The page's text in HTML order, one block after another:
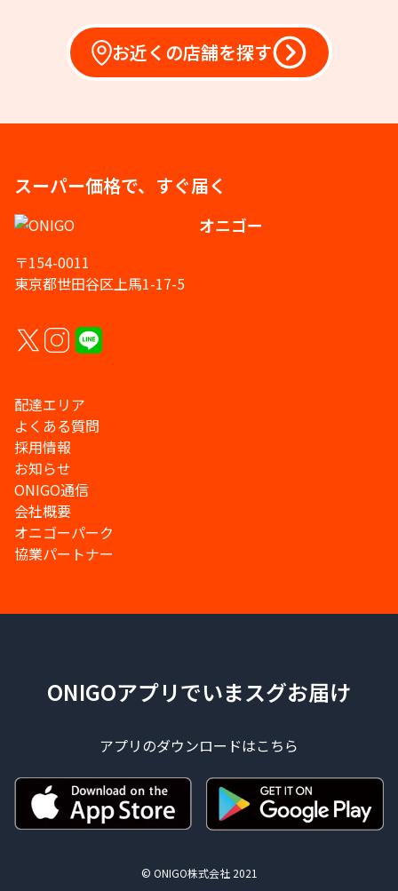
お近くの店舗を探す
スーパー価格で、すぐ届く
オニゴー
〒154-0011
東京都世田谷区上馬1-17-5
配達エリア
よくある質問
採用情報
お知らせ
ONIGO通信
会社概要
オニゴーパーク
協業パートナー
ONIGOアプリでいまスグお届け
アプリのダウンロードはこちら
© ONIGO株式会社 2021